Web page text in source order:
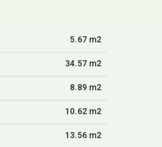
5.67 m2
34.57 m2
8.89 m2
10.62 m2
13.56 m2